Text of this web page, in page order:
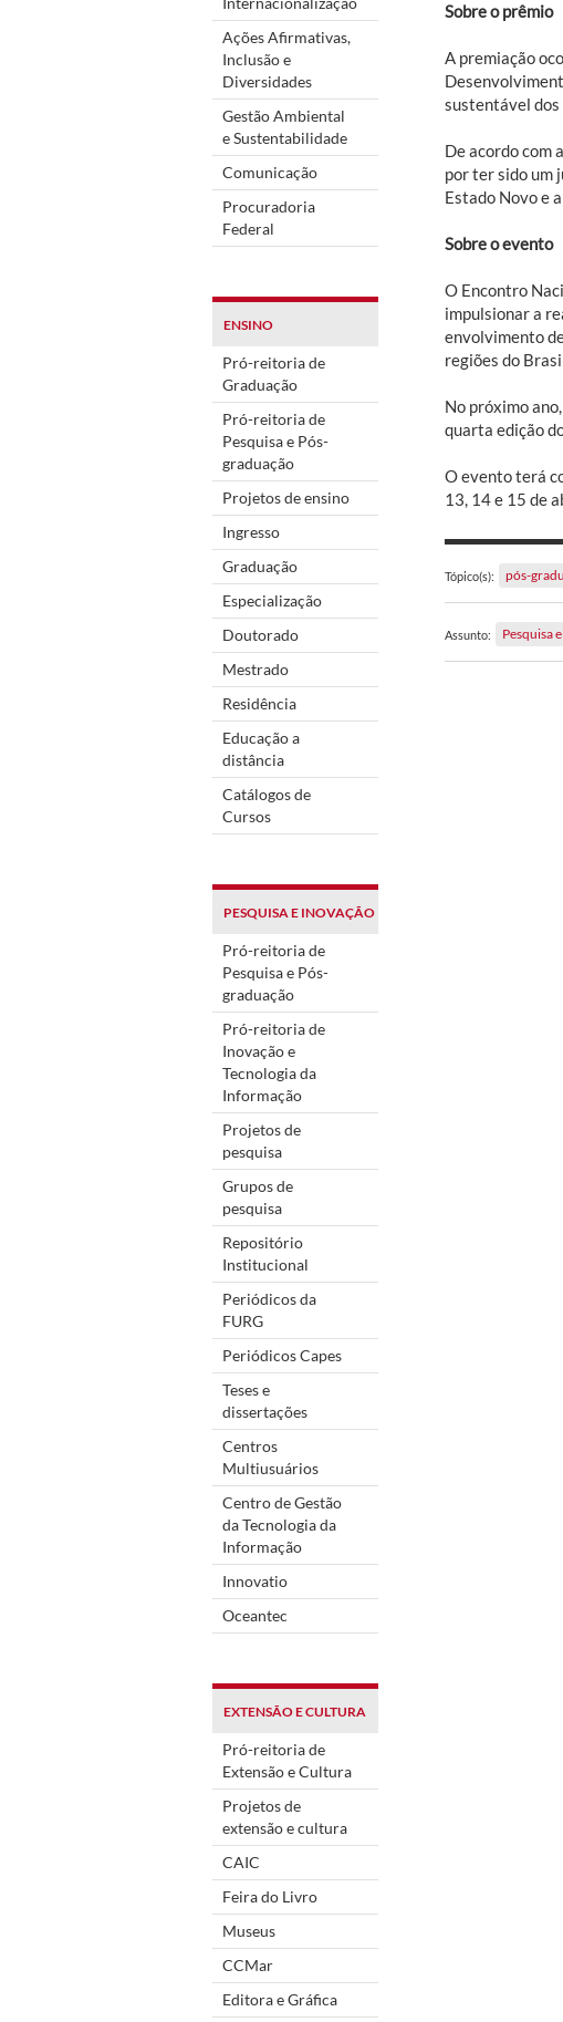
Ações Afirmativas,
Inclusão e
Diversidades
Gestão Ambiental
e Sustentabilidade
Comunicação
Procuradoria
Federal
ENSINO
Pró-reitoria de
Graduação
Pró-reitoria de
Pesquisa e Pós-
graduação
Projetos de ensino
Ingresso
Graduação
Especialização
Doutorado
Mestrado
Residência
Educação a
distância
Catálogos de
Cursos
PESQUISA E INOVAÇÃO
Pró-reitoria de
Pesquisa e Pós-
graduação
Pró-reitoria de
Inovação e
Tecnologia da
Informação
Projetos de
pesquisa
Grupos de
pesquisa
Repositório
Institucional
Periódicos da
FURG
Periódicos Capes
Teses e
dissertações
Centros
Multiusuários
Centro de Gestão
da Tecnologia da
Informação
Innovatio
Oceantec
EXTENSÃO E CULTURA
Pró-reitoria de
Extensão e Cultura
Projetos de
extensão e cultura
CAIC
Feira do Livro
Museus
CCMar
Editora e Gráfica
Sobre o prêmio
A premiação
sustentável dos
De acordo com
por ter sido um
Estado Novo e
Sobre o evento
O Encontro
impulsionar a
envolvimento
regiões do
No próximo
quarta edição
O evento terá
13, 14 e 15 de
Tópico(s): pós-
Assunto: Pesquisa